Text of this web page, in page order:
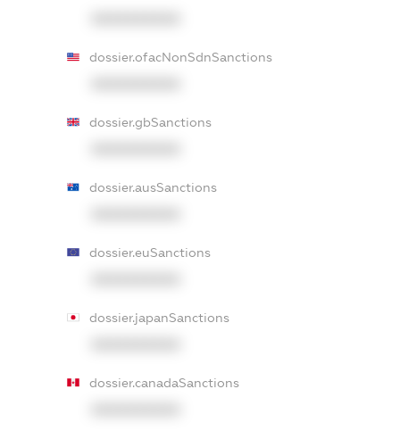
dossier.ofacNonSdnSanctions
dossier.gbSanctions
dossier.ausSanctions
dossier.euSanctions
dossier.japanSanctions
dossier.canadaSanctions